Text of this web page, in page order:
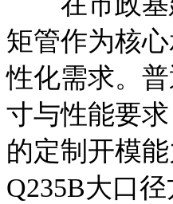
矩管作为核
性化需求。
寸与性能要
的定制开模
Q235B大口